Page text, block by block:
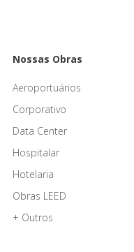
Nossas Obras
Aeroportuários
Corporativo
Data Center
Hospitalar
Hotelaria
Obras LEED
+ Outros